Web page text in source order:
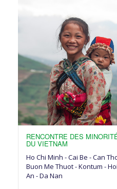
RENCONTRE DES
DU VIETNAM
Ho Chi Minh - Cai Be - Can
Buon Me Thuot - Kontum -
An - Da Nan